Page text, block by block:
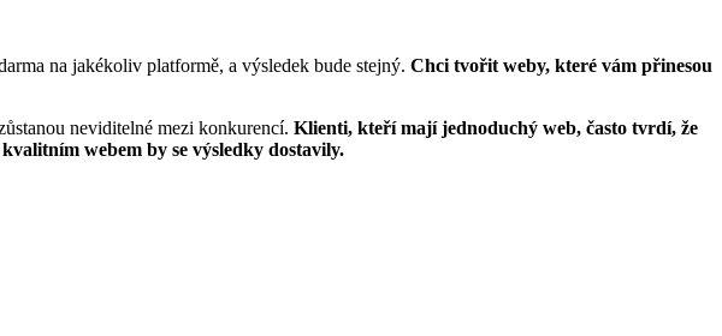
na jakékoliv platformě, a výsledek bude stejný. Chci tvořit weby, které vám přinesou
neviditelné mezi konkurencí. Klienti, kteří mají jednoduchý web, často tvrdí, že
kvalitním webem by se výsledky dostavily.